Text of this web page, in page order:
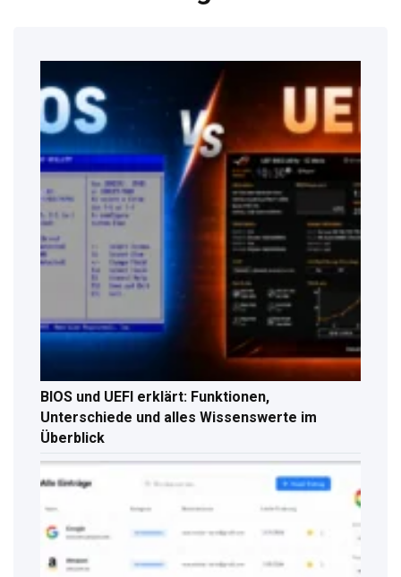
BIOS und UEFI erklärt: Funktionen,
Unterschiede und alles Wissenswerte im
Überblick